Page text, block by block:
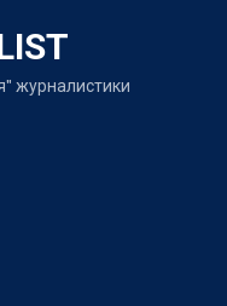
журналистики